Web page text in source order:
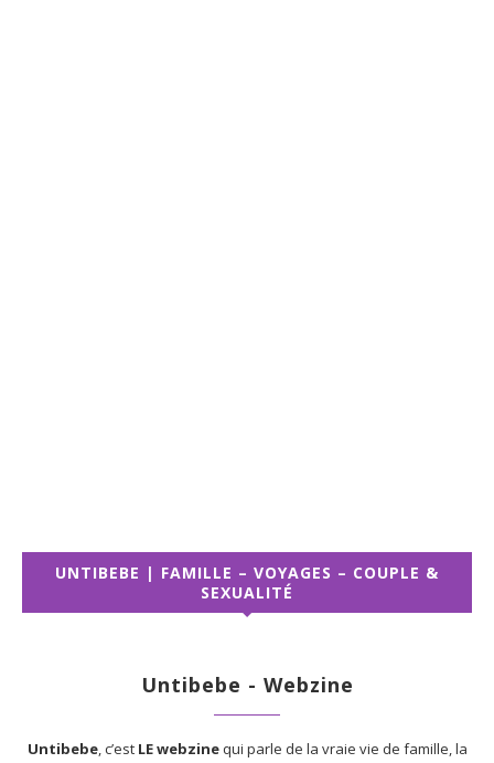
UNTIBEBE | FAMILLE – VOYAGES – COUPLE &
SEXUALITÉ
Untibebe - Webzine
Untibebe, c’est LE webzinequi parle de la vraie vie de famille, la